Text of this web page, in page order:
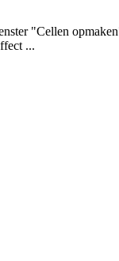
"Cellen
...